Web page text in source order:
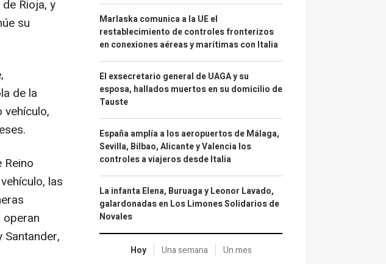
Rioja, y
su
de la
vehículo,
las
Marlaska comunica a la UE el
restablecimiento de controles fronterizos
en conexiones aéreas y marítimas con Italia
El exsecretario general de UAGA y su
esposa, hallados muertos en su domicilio de
Tauste
España amplía a los aeropuertos de Málaga,
Sevilla, Bilbao, Alicante y Valencia los
controles a viajeros desde Italia
La infanta Elena, Buruaga y Leonor Lavado,
galardonadas en Los Limones Solidarios de
Novales
Hoy Una semana Un mes